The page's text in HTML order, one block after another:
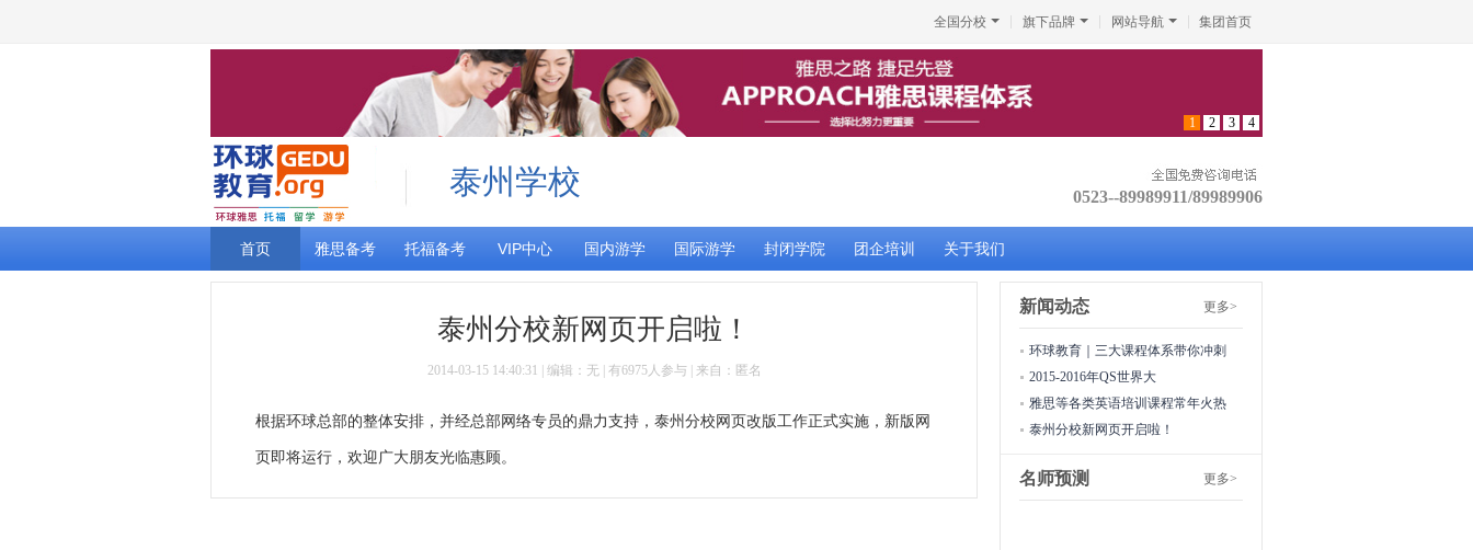
全国分校 旗下品牌 网站导航 集团首页
1 2 3 4
泰州学校 0523--89989911/89989906
首页 雅思备考 托福备考 VIP中心 国内游学 国际游学 封闭学院 团企培训 关于我们
泰州分校新网页开启啦！
2014-03-15 14:40:31 | 编辑：无 | 有6975人参与 | 来自：匿名
根据环球总部的整体安排，并经总部网络专员的鼎力支持，泰州分校网页改版工作正式实施，新版网
页即将运行，欢迎广大朋友光临惠顾。
新闻动态 更多>
环球教育｜三大课程体系带你冲刺
2015-2016年QS世界大
雅思等各类英语培训课程常年火热
泰州分校新网页开启啦！
名师预测 更多>